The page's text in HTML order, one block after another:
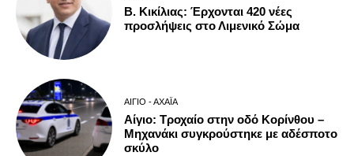
Β. Κικίλιας: Έρχονται 420 νέες
προσλήψεις στο Λιμενικό Σώμα
ΑΊΓΙΟ - ΑΧΑΪ́Α
Αίγιο: Τροχαίο στην οδό Κορίνθου –
Μηχανάκι συγκρούστηκε με αδέσποτο
σκύλο